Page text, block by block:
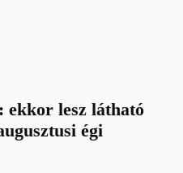
ekkor lesz látható
égi